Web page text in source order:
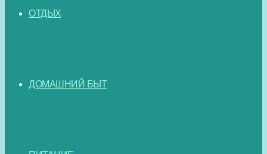
ОТДЫХ
ДОМАШНИЙ БЫТ